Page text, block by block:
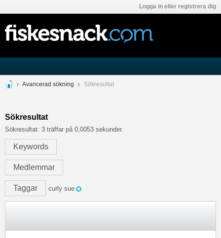
Logga in eller registrera dig
Avancerad sökning Sökresultat
Sökresultat
Sökresultat: 3 träffar på 0,0053 sekunder.
Keywords
Medlemmar
Taggar curly sue